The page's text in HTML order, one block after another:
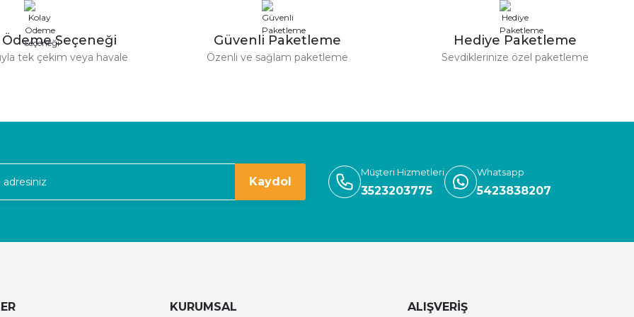
Gönder
Ödeme Seçeneği
tek çekim veya havale
Güvenli Paketleme
Özenli ve sağlam paketleme
Hediye Paketleme
Sevdiklerinize özel paketleme
Kaydol
Müşteri Hizmetleri
3523203775
Whatsapp
5423838207
KURUMSAL ALIŞVERİŞ